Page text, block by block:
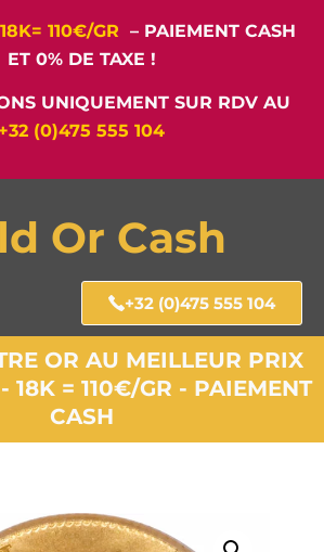
18K= 110€/GR – PAIEMENT CASH
ET 0% DE TAXE !
UNIQUEMENT SUR RDV AU
+32 (0)475 555 104
Or Cash
+32 (0)475 555 104
OR AU MEILLEUR PRIX
18K = 110€/GR - PAIEMENT
CASH